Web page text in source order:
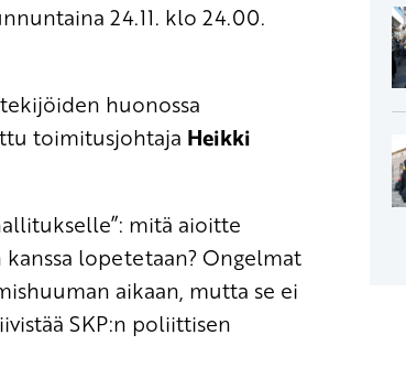
24.11. klo 24.00.
huonossa
toimitusjohtaja Heikki
mitä aioitte
lopetetaan? Ongelmat
aikaan, mutta se ei
SKP:n poliittisen